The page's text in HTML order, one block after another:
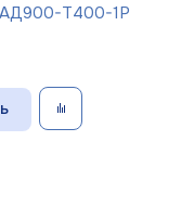
АД900-Т400-1Р